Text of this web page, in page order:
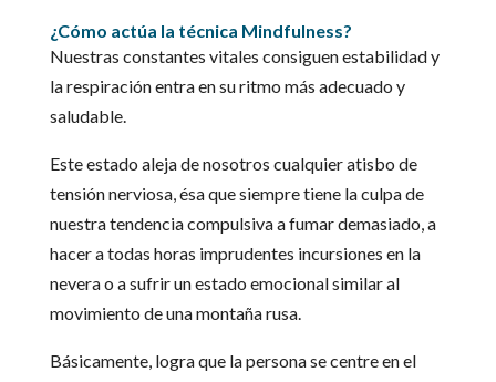
¿Cómo actúa la técnica Mindfulness?
Nuestras constantes vitales consiguen estabilidad y
la respiración entra en su ritmo más adecuado y
saludable.
Este estado aleja de nosotros cualquier atisbo de
tensión nerviosa, ésa que siempre tiene la culpa de
nuestra tendencia compulsiva a fumar demasiado, a
hacer a todas horas imprudentes incursiones en la
nevera o a sufrir un estado emocional similar al
movimiento de una montaña rusa.
Básicamente, logra que la persona se centre en el